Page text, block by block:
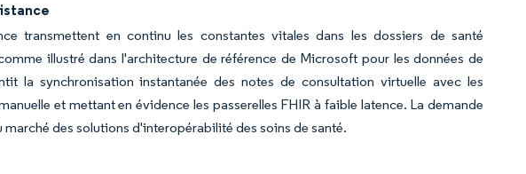
transmettent en continu les constantes vitales dans les dossiers de santé
illustré dans l'architecture de référence de Microsoft pour les données de
la synchronisation instantanée des notes de consultation virtuelle avec les
et mettant en évidence les passerelles FHIR à faible latence. La demande
des solutions d'interopérabilité des soins de santé.